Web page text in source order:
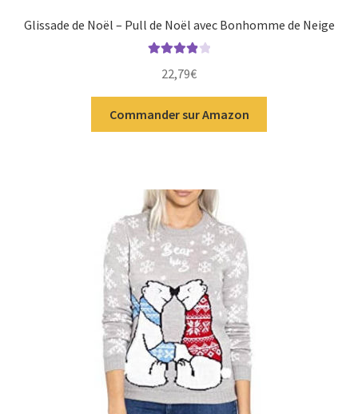
Glissade de Noël – Pull de Noël avec Bonhomme de Neige
sur 5
22,79€
Commander sur Amazon